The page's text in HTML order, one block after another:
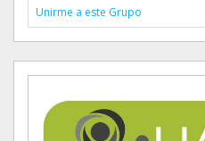
Unirme a este Grupo